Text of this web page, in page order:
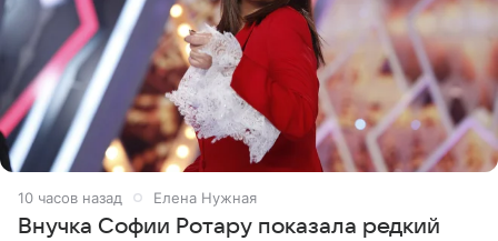
10 часов назад Елена Нужная
Внучка Софии Ротару показала редкий